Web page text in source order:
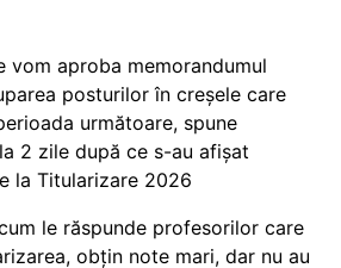
vom aproba memorandumul
posturilor în creșele care
următoare, spune
2 zile după ce s-au afișat
la Titularizare 2026
le răspunde profesorilor care
obțin note mari, dar nu au